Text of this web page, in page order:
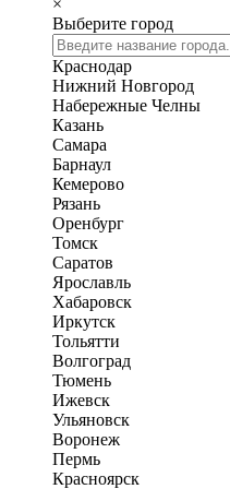
×
Выберите город
Краснодар
Нижний Новгород
Набережные Челны
Казань
Самара
Барнаул
Кемерово
Рязань
Оренбург
Томск
Саратов
Ярославль
Хабаровск
Иркутск
Тольятти
Волгоград
Тюмень
Ижевск
Ульяновск
Воронеж
Пермь
Красноярск